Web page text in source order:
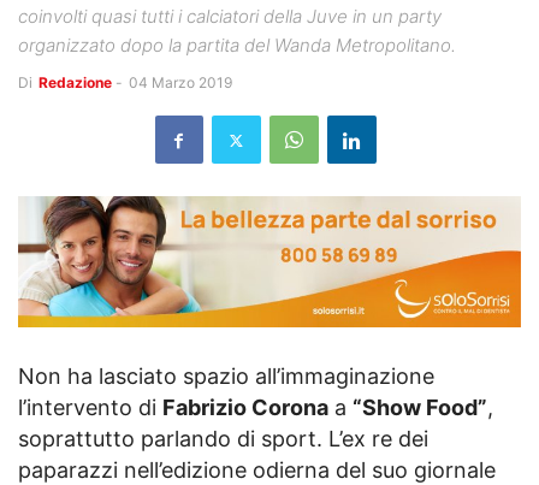
coinvolti quasi tutti i calciatori della Juve in un party
organizzato dopo la partita del Wanda Metropolitano.
Di Redazione - 04 Marzo 2019
Non ha lasciato spazio all’immaginazione
l’intervento di Fabrizio Corona a “Show Food”,
soprattutto parlando di sport. L’ex re dei
paparazzi nell’edizione odierna del suo giornale